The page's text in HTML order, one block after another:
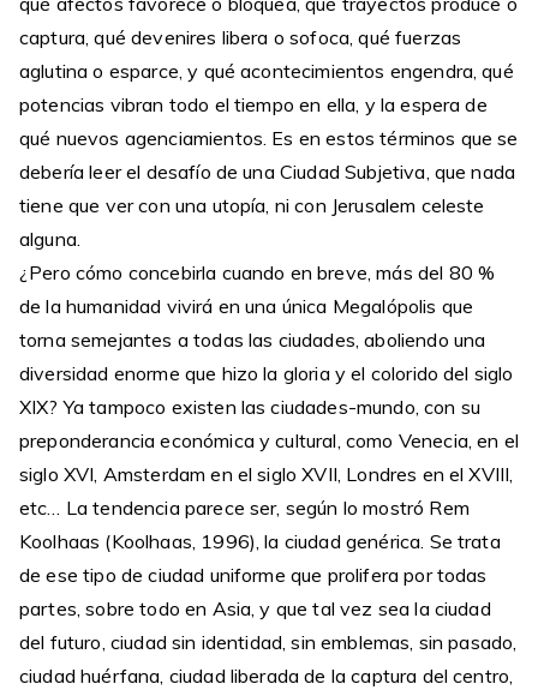
captura, qué devenires libera o sofoca, qué fuerzas
aglutina o esparce, y qué acontecimientos engendra, qué
potencias vibran todo el tiempo en ella, y la espera de
qué nuevos agenciamientos. Es en estos términos que se
debería leer el desafío de una Ciudad Subjetiva, que nada
tiene que ver con una utopía, ni con Jerusalem celeste
alguna.
¿Pero cómo concebirla cuando en breve, más del 80 %
de la humanidad vivirá en una única Megalópolis que
torna semejantes a todas las ciudades, aboliendo una
diversidad enorme que hizo la gloria y el colorido del siglo
XIX? Ya tampoco existen las ciudades-mundo, con su
preponderancia económica y cultural, como Venecia, en el
siglo XVI, Amsterdam en el siglo XVII, Londres en el XVIII,
etc… La tendencia parece ser, según lo mostró Rem
Koolhaas (Koolhaas, 1996), la ciudad genérica. Se trata
de ese tipo de ciudad uniforme que prolifera por todas
partes, sobre todo en Asia, y que tal vez sea la ciudad
del futuro, ciudad sin identidad, sin emblemas, sin pasado,
ciudad huérfana, ciudad liberada de la captura del centro,